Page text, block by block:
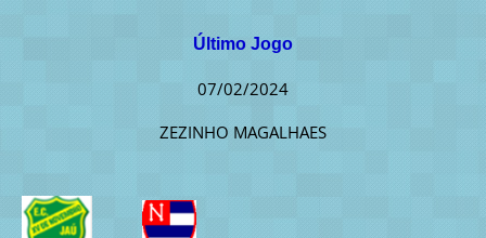
Último Jogo
07/02/2024
ZEZINHO MAGALHAES